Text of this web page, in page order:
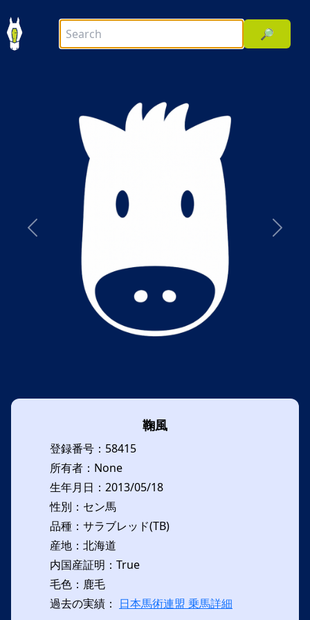
🔎
前へ 次へ
鞠風
登録番号：58415
所有者：None
生年月日：2013/05/18
性別：セン馬
品種：サラブレッド(TB)
産地：北海道
内国産証明：True
毛色：鹿毛
過去の実績： 日本馬術連盟 乗馬詳細